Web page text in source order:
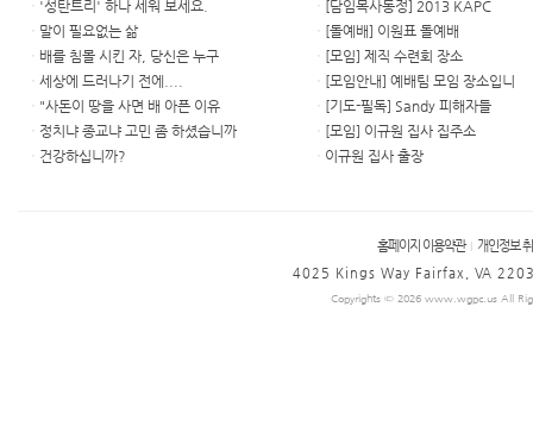
ㆍ '성탄트리' 하나 세워 보세요.
ㆍ 말이 필요없는 삶
ㆍ 배를 침몰 시킨 자, 당신은 누구
ㆍ 세상에 드러나기 전에....
ㆍ "사돈이 땅을 사면 배 아픈 이유
ㆍ 정치냐 종교냐 고민 좀 하셨습니까
ㆍ 건강하십니까?
ㆍ [담임목사동정] 2013 KAPC
ㆍ [돌예배] 이원표 돌예배
ㆍ [모임] 제직 수련회 장소
ㆍ [모임안내] 예배팀 모임 장소입니
ㆍ [기도-필독] Sandy 피해자들
ㆍ [모임] 이규원 집사 집주소
ㆍ 이규원 집사 출장
홈페이지 이용약관
개인정보
4025 Kings Way Fairfax, VA
Copyrights © 2026 www.wgpc.us All